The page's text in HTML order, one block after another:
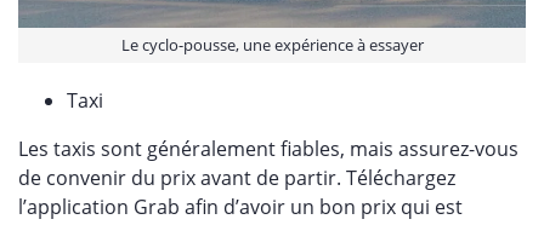
Le cyclo-pousse, une expérience à essayer
Taxi
Les taxis sont généralement fiables, mais assurez-vous
de convenir du prix avant de partir. Téléchargez
l’application Grab afin d’avoir un bon prix qui est